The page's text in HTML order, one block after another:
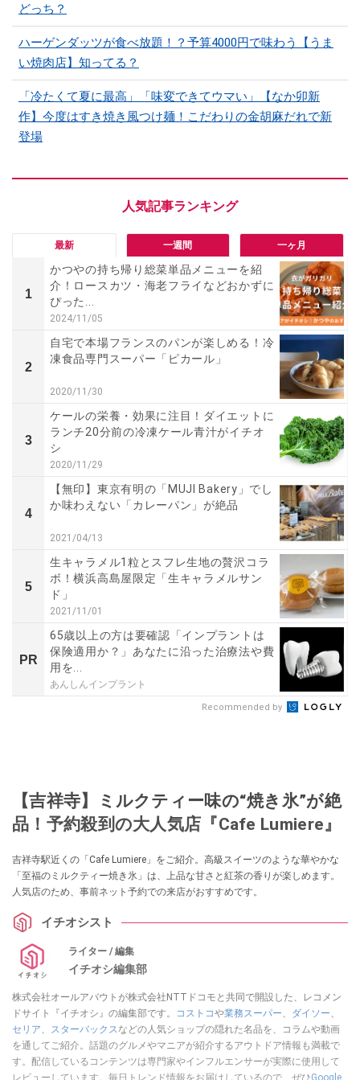
どっち？
ハーゲンダッツが食べ放題！？予算4000円で味わう【うま
い焼肉店】知ってる？
「冷たくて夏に最高」「味変できてウマい」【なか卯新
作】今度はすき焼き風つけ麺！こだわりの金胡麻だれで新
登場
最新 一週間 一ヶ月
1
かつやの持ち帰り総菜単品メニューを紹
介！ロースカツ・海老フライなどおかずに
ぴった...
2024/11/05
2
自宅で本場フランスのパンが楽しめる！冷
凍食品専門スーパー「ピカール」
2020/11/30
3
ケールの栄養・効果に注目！ダイエットに
ランチ20分前の冷凍ケール青汁がイチオ
シ
2020/11/29
4
【無印】東京有明の「MUJI Bakery」でし
か味わえない「カレーパン」が絶品
2021/04/13
5
生キャラメル1粒とスフレ生地の贅沢コラ
ボ！横浜高島屋限定「生キャラメルサン
ド」
2021/11/01
PR
65歳以上の方は要確認「インプラントは
保険適用か？」あなたに沿った治療法や費
用を...
あんしんインプラント
Recommended by
【吉祥寺】ミルクティー味の“焼き氷”が絶
品！予約殺到の大人気店『Cafe Lumiere』
吉祥寺駅近くの「Cafe Lumiere」をご紹介。高級スイーツのような華やかな
「至福のミルクティー焼き氷」は、上品な甘さと紅茶の香りが楽しめます。
人気店のため、事前ネット予約での来店がおすすめです。
イチオシスト
ライター / 編集
イチオシ編集部
株式会社オールアバウトが株式会社NTTドコモと共同で開設した、レコメン
ドサイト『イチオシ』の編集部です。
コストコや業務スーパー、 ダイソー、
セリア、 スターバックスなどの人気ショップの隠れた名品を、コラムや動画
を通してご紹介。話題のグルメやマニアが紹介するアウトドア情報も満載で
す。配信しているコンテンツは専門家やインフルエンサーが実際に使用して
レビューしています。毎日トレンド情報をお届けしているので、ぜひGoogle